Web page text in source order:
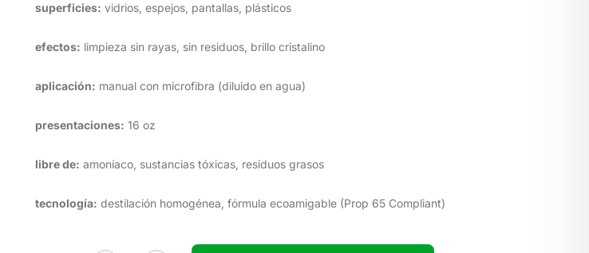
superficies: vidrios, espejos, pantallas, plásticos
efectos: limpieza sin rayas, sin residuos, brillo cristalino
aplicación: manual con microfibra (diluido en agua)
presentaciones: 16 oz
libre de: amoníaco, sustancias tóxicas, residuos grasos
tecnología: destilación homogénea, fórmula ecoamigable (Prop 65 Compliant)